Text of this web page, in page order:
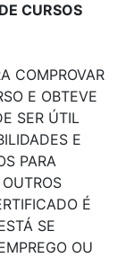
CURSOS
COMPROVAR
E OBTEVE
SER ÚTIL
E
PARA
É
SE
OU